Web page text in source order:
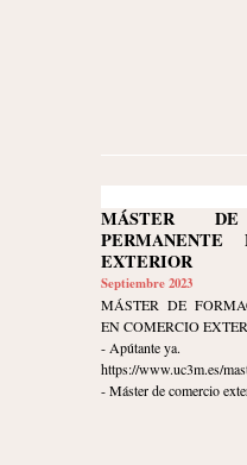
MÁSTER DE
PERMANENTE
EXTERIOR
Septiembre 2023
MÁSTER DE
EN COMERCIO
- Apútante ya.
https://www.uc3m.es/
- Máster de comercio